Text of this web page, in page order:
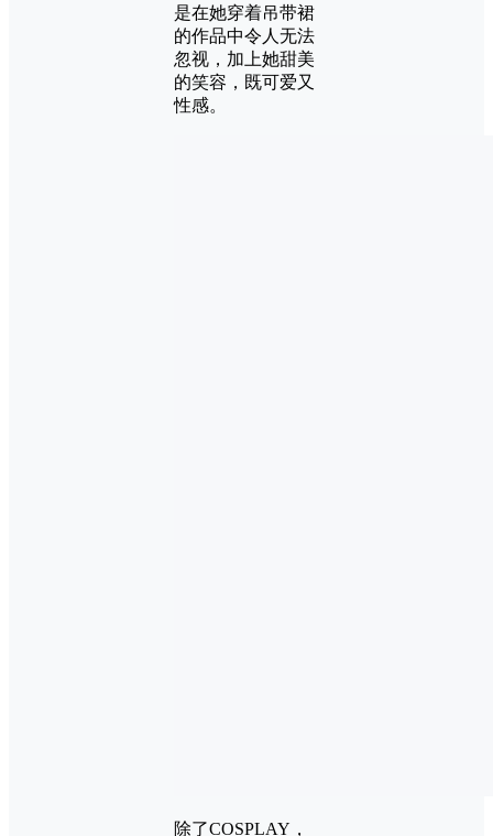
是在她穿着吊带裙
的作品中令人无法
忽视，加上她甜美
的笑容，既可爱又
性感。
除了COSPLAY，